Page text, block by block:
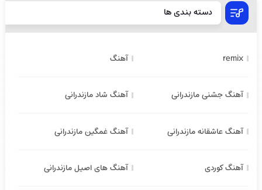
دسته بندی ها
remix آهنگ
آهنگ جشنی مازندرانی آهنگ شاد مازندرانی
آهنگ عاشقانه مازندرانی آهنگ غمگین مازندرانی
آهنگ کوردی آهنگ های اصیل مازندرانی